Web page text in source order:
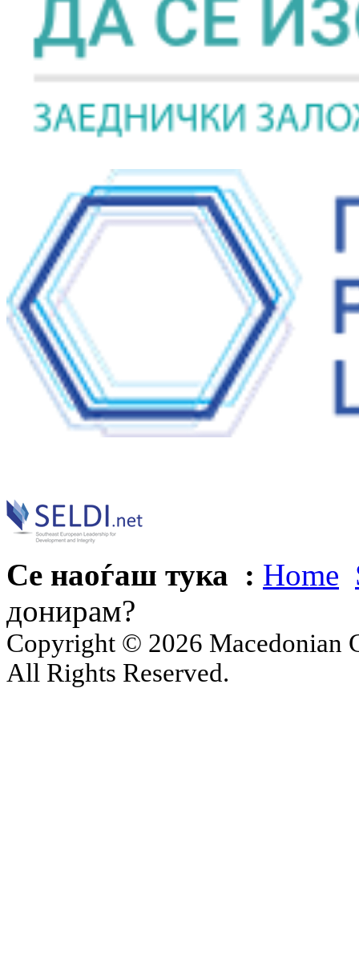
Се наоѓаш тука : Home
донирам?
Copyright © 2026 Macedonian
All Rights Reserved.